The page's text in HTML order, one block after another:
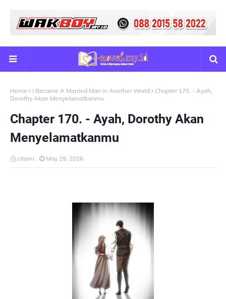
Home I Became A Married Man in Another World
Chapter 170. - Ayah,
Dorothy Akan Menyelamatkanmu
Chapter 170. - Ayah, Dorothy Akan
Menyelamatkanmu
citami May 29, 2026